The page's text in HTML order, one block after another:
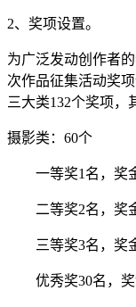
2、奖项设置。
为广泛发动创作者
次作品征集活动奖
三大类132个奖项，
摄影类：60个
一等奖1名，奖
二等奖2名，奖
三等奖3名，奖
优秀奖30名，奖